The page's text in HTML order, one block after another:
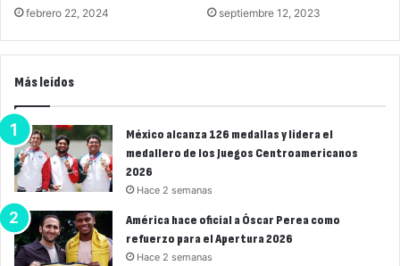
febrero 22, 2024 septiembre 12, 2023
Más leídos
México alcanza 126 medallas y lidera el
medallero de los Juegos Centroamericanos
2026
Hace 2 semanas
América hace oficial a Óscar Perea como
refuerzo para el Apertura 2026
Hace 2 semanas